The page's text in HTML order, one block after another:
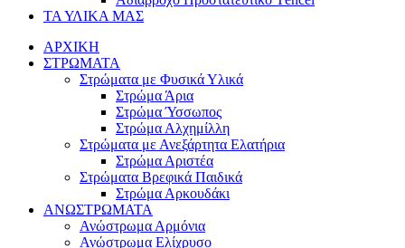
ΤΑ ΥΛΙΚΑ ΜΑΣ
ΑΡΧΙΚΗ
ΣΤΡΩΜΑΤΑ
Στρώματα με Φυσικά Υλικά
Στρώμα Άρια
Στρώμα Ύσσωπος
Στρώμα Αλχημίλλη
Στρώματα με Ανεξάρτητα Ελατήρια
Στρώμα Αριστέα
Στρώματα Βρεφικά Παιδικά
Στρώμα Αρκουδάκι
ΑΝΩΣΤΡΩΜΑΤΑ
Ανώστρωμα Αρμόνια
Ανώστρωμα Ελίχρυσο